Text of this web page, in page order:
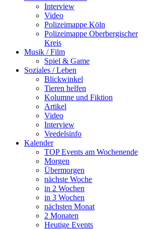
Interview
Video
Polizeimappe Köln
Polizeimappe Oberbergischer
Kreis
Musik / Film
Spiel & Game
Soziales / Leben
Blickwinkel
Tieren helfen
Kolumne und Fiktion
Artikel
Video
Interview
Veedelsinfo
Kalender
TOP Events am Wochenende
Morgen
Übermorgen
nächste Woche
in 2 Wochen
in 3 Wochen
nächsten Monat
2 Monaten
Heutige Events